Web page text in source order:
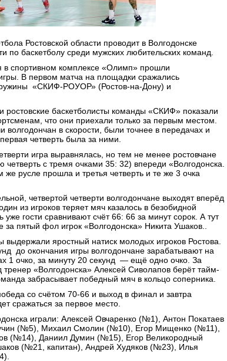
Ростовской области проводит в Волгодонске
по баскетболу среди мужских любительских команд.
в спортивном комплексе «Олимп» прошли
В первом матча на площадки сражались
«СКИФ-РОУОР» (Ростов-на-Дону) и
ростовские баскетболисты команды «СКИФ» показали
что они приехали только за первым местом.
волгодончан в скорости, были точнее в передачах и
четверть была за ними.
игра выравнялась, но тем не менее ростовчане
четверть с тремя очками 35: 32) впереди «Волгодонска.
же русле прошла и третья четверть и те же 3 очка
четвертой четверти волгодончане выходят вперёд
из игроков теряет мяч казалось в безобидной
уже гости сравнивают счёт 66: 66 за минут сорок. А тут
пятый фол игрок «Волгодонска» Никита Ушаков..
выдержали яростный натиск молодых игроков Ростова.
до окончания игры волгодончане зарабатывают на
1 очко, за минуту 20 секунд — ещё одно очко. За
тренер «Волгодонска» Алексей Сиволапов берёт тайм-
забрасывает победный мяч в кольцо соперника.
со счётом 70-66 и выход в финал и завтра
сражаться за первое место.
играли: Алексей Овчаренко (№1), Антон Покатаев
(№5), Михаил Смолин (№10), Егор Мищенко (№11),
(№14), Даниил Думин (№15), Егор Великородный
(№21, капитан), Андрей Худяков (№23), Илья